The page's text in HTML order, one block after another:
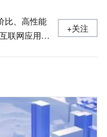
比、高性能
联网应用、
+关注